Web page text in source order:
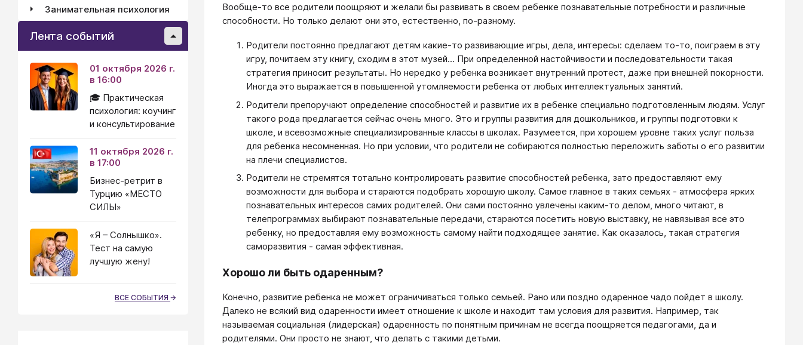
Вообще-то все родители поощряют и желали бы развивать в своем ребенке познавательные потребности и различные
способности. Но только делают они это, естественно, по-разному.
Родители постоянно предлагают детям какие-то развивающие игры, дела, интересы: сделаем то-то, поиграем в эту
игру, почитаем эту книгу, сходим в этот музей... При определенной настойчивости и последовательности такая
стратегия приносит результаты. Но нередко у ребенка возникает внутренний протест, даже при внешней покорности.
Иногда это выражается в повышенной утомляемости ребенка от любых интеллектуальных занятий.
Родители препоручают определение способностей и развитие их в ребенке специально подготовленным людям. Услуг
такого рода предлагается сейчас очень много. Это и группы развития для дошкольников, и группы подготовки к
школе, и всевозможные специализированные классы в школах. Разумеется, при хорошем уровне таких услуг польза
для ребенка несомненная. Но при условии, что родители не собираются полностью переложить заботы о его развитии
на плечи специалистов.
Родители не стремятся тотально контролировать развитие способностей ребенка, зато предоставляют ему
возможности для выбора и стараются подобрать хорошую школу. Самое главное в таких семьях - атмосфера ярких
познавательных интересов самих родителей. Они сами постоянно увлечены каким-то делом, много читают, в
телепрограммах выбирают познавательные передачи, стараются посетить новую выставку, не навязывая все это
ребенку, но предоставляя ему возможность самому найти подходящее занятие. Как оказалось, такая стратегия
саморазвития - самая эффективная.
Хорошо ли быть одаренным?
Конечно, развитие ребенка не может ограничиваться только семьей. Рано или поздно одаренное чадо пойдет в школу.
Далеко не всякий вид одаренности имеет отношение к школе и находит там условия для развития. Например, так
называемая социальная (лидерская) одаренность по понятным причинам не всегда поощряется педагогами, да и
родителями. Они просто не знают, что делать с такими детьми.
Занимательная психология
Лента событий
01 октября 2026 г.
в 16:00
🎓 Практическая
психология: коучинг
и консультирование
11 октября 2026 г.
в 17:00
Бизнес-ретрит в
Турцию «МЕСТО
СИЛЫ»
«Я – Солнышко».
Тест на самую
лучшую жену!
ВСЕ СОБЫТИЯ